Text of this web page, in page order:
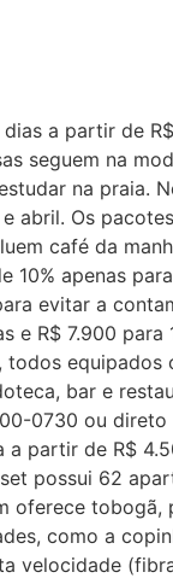
a partir de
seguem na
na praia.
Os
café da
apenas
evitar a
R$ 7.900
bar e
0730 ou
partir de R$
possui 62
como a